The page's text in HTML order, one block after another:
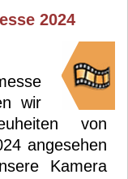
2024
wir
von
angesehen
Kamera